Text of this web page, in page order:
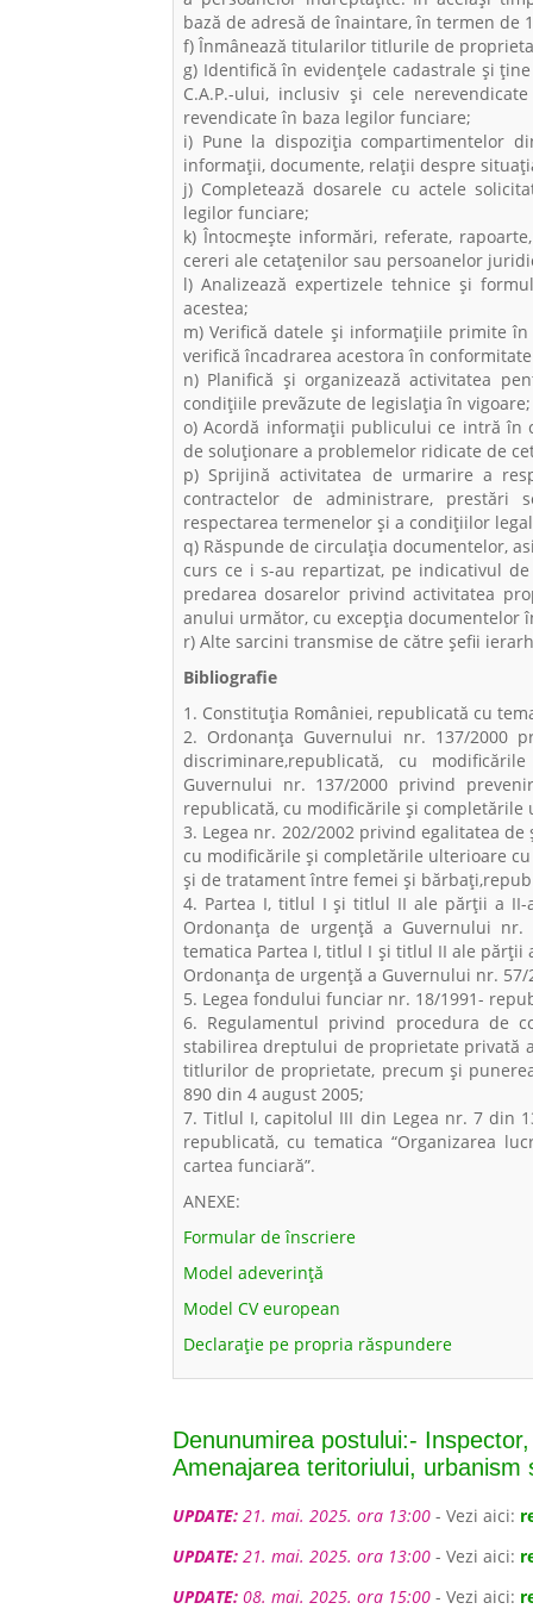
bază de adresă de înaintare, în termen de
f) Înmânează titularilor titlurile de
g) Identifică în evidențele cadastrale și
C.A.P.-ului, inclusiv și cele
revendicate în baza legilor funciare;
i) Pune la dispoziţia compartimentelor
informaţii, documente, relaţii despre
j) Completează dosarele cu actele
legilor funciare;
k) Întocmeşte informări, referate,
cereri ale cetaţenilor sau persoanelor
l) Analizează expertizele tehnice şi
acestea;
m) Verifică datele şi informaţiile primite
verifică încadrarea acestora în
n) Planifică şi organizează activitatea
condiţiile prevãzute de legislaţia în vigoare;
o) Acordă informaţii publicului ce intră în
de soluţionare a problemelor ridicate de
p) Sprijină activitatea de urmarire a
contractelor de administrare, prestări
respectarea termenelor și a condițiilor
q) Răspunde de circulaţia documentelor,
curs ce i s-au repartizat, pe indicativul
predarea dosarelor privind activitatea
anului următor, cu excepția documentelor
r) Alte sarcini transmise de către şefii
Bibliografie
1. Constituția României, republicată cu
2. Ordonanța Guvernului nr. 137/2000
discriminare,republicată, cu
Guvernului nr. 137/2000 privind
republicată, cu modificările și completările
3. Legea nr. 202/2002 privind egalitatea
cu modificările și completările ulterioare
și de tratament între femei și
4. Partea I, titlul I şi titlul II ale părții a
Ordonanța de urgență a Guvernului
tematica Partea I, titlul I şi titlul II ale părții
Ordonanța de urgență a Guvernului nr.
5. Legea fondului funciar nr. 18/1991-
6. Regulamentul privind procedura de
stabilirea dreptului de proprietate privată
titlurilor de proprietate, precum şi
890 din 4 august 2005;
7. Titlul I, capitolul III din Legea nr. 7 din
republicată, cu tematica “Organizarea
cartea funciară”.
ANEXE:
Formular de înscriere
Model adeverință
Model CV european
Declarație pe propria răspundere
Denunumirea postului:-
Amenajarea teritoriului, urbanism
UPDATE: 21. mai. 2025. ora 13:00 - Vezi aici:
UPDATE: 21. mai. 2025. ora 13:00 - Vezi aici:
UPDATE: 08. mai. 2025. ora 15:00 - Vezi aici: